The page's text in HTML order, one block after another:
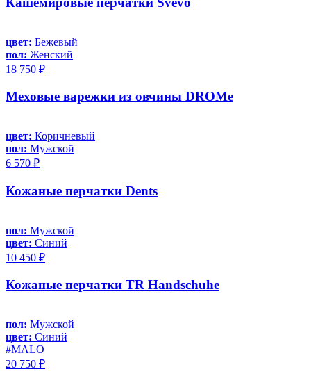
цвет: Бежевый
пол: Женский
18 750 ₽
Меховые варежки из овчины DROMe
цвет: Коричневый
пол: Мужской
6 570 ₽
Кожаные перчатки Dents
пол: Мужской
цвет: Синий
10 450 ₽
Кожаные перчатки TR Handschuhe
пол: Мужской
цвет: Синий
#MALO
20 750 ₽